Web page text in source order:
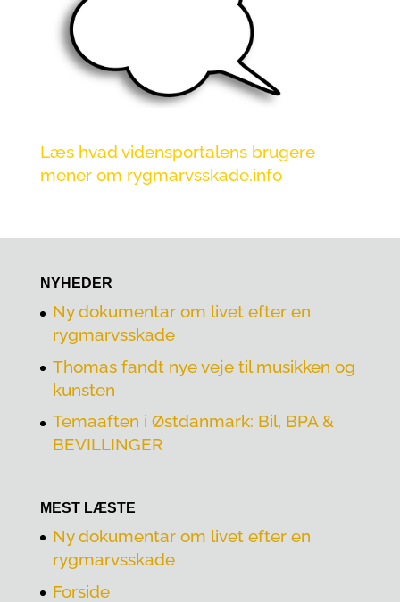
Læs hvad vidensportalens brugere
mener om rygmarvsskade.info
NYHEDER
Ny dokumentar om livet efter en
rygmarvsskade
Thomas fandt nye veje til musikken og
kunsten
Temaaften i Østdanmark: Bil, BPA &
BEVILLINGER
MEST LÆSTE
Ny dokumentar om livet efter en
rygmarvsskade
Forside